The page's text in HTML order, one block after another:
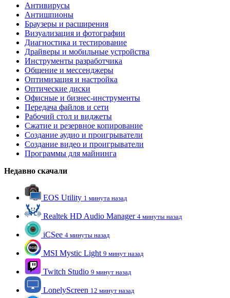
Антивирусы
Антишпионы
Браузеры и расширения
Визуализация и фотографии
Диагностика и тестирование
Драйверы и мобильные устройства
Инструменты разработчика
Общение и мессенджеры
Оптимизация и настройка
Оптические диски
Офисные и бизнес-инструменты
Передача файлов и сети
Рабочий стол и виджеты
Сжатие и резервное копирование
Создание аудио и проигрыватели
Создание видео и проигрыватели
Программы для майнинга
Недавно скачали
EOS Utility 1 минута назад
Realtek HD Audio Manager 4 минуты назад
iCSee 4 минуты назад
MSI Mystic Light 9 минут назад
Twitch Studio 9 минут назад
LonelyScreen 12 минут назад